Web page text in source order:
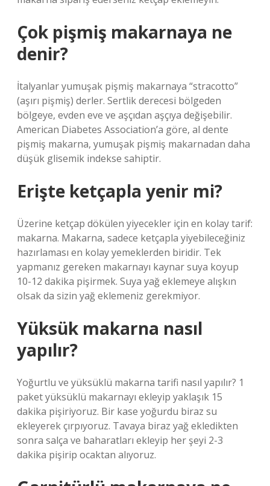
Çok pişmiş makarnaya ne
denir?
İtalyanlar yumuşak pişmiş makarnaya “stracotto”
(aşırı pişmiş) derler. Sertlik derecesi bölgeden
bölgeye, evden eve ve aşçıdan aşçıya değişebilir.
American Diabetes Association’a göre, al dente
pişmiş makarna, yumuşak pişmiş makarnadan daha
düşük glisemik indekse sahiptir.
Erişte ketçapla yenir mi?
Üzerine ketçap dökülen yiyecekler için en kolay tarif:
makarna. Makarna, sadece ketçapla yiyebileceğiniz
hazırlaması en kolay yemeklerden biridir. Tek
yapmanız gereken makarnayı kaynar suya koyup
10-12 dakika pişirmek. Suya yağ eklemeye alışkın
olsak da sizin yağ eklemeniz gerekmiyor.
Yüksük makarna nasıl
yapılır?
Yoğurtlu ve yüksüklü makarna tarifi nasıl yapılır? 1
paket yüksüklü makarnayı ekleyip yaklaşık 15
dakika pişiriyoruz. Bir kase yoğurdu biraz su
ekleyerek çırpıyoruz. Tavaya biraz yağ ekledikten
sonra salça ve baharatları ekleyip her şeyi 2-3
dakika pişirip ocaktan alıyoruz.